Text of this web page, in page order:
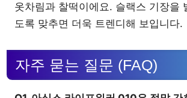
옷차림과 찰떡이에요. 슬랙스 기장을
도록 맞추면 더욱 트렌디해 보입니다.
자주 묻는 질문 (FAQ)